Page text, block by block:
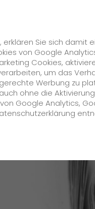
GO!
Daten &
Historie
die Preise ab 1.
Sie sich damit
von Google
Cookies,
um das
Werbung zu
ohne die
Google Analytics,